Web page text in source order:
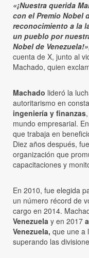
«¡Nuestra querida
con el Premio Nobel
reconocimiento a la
un pueblo por
Nobel de
cuenta de X, junto al
Machado, quien
Machado lideró la
autoritarismo en
ingeniería y finanzas
mundo empresarial.
que trabaja en
Diez años después, fue
organización que
capacitaciones y
En 2010, fue elegida
un número récord de
cargo en 2014.
Venezuela y en 2017
Venezuela, que une a
superando las